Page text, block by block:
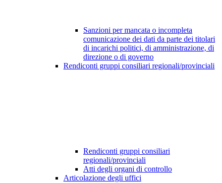
Sanzioni per mancata o incompleta
comunicazione dei dati da parte dei titolari
di incarichi politici, di amministrazione, di
direzione o di governo
Rendiconti gruppi consiliari regionali/provinciali
Rendiconti gruppi consiliari
regionali/provinciali
Atti degli organi di controllo
Articolazione degli uffici